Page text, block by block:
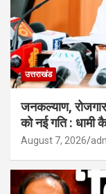
उत्तराखंड
जनकल्याण,
को नई गति :
August 7, 2026